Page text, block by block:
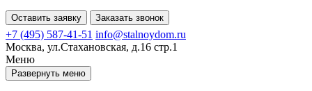
Оставить заявку Заказать звонок
+7 (495) 587-41-51 info@stalnoydom.ru
Москва, ул.Стахановская, д.16 стр.1
Меню
Развернуть меню